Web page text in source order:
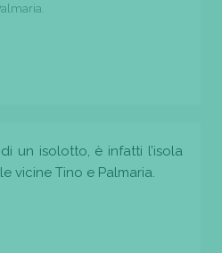
un isolotto, è infatti l’isola
vicine Tino e Palmaria.